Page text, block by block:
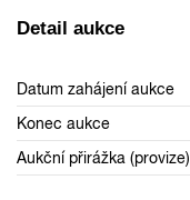
Detail aukce
Datum zahájení aukce
Konec aukce
Aukční přirážka (provize)